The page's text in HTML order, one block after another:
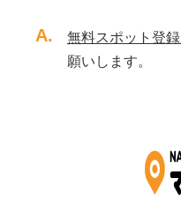
A. 無料スポット登録
願いします。